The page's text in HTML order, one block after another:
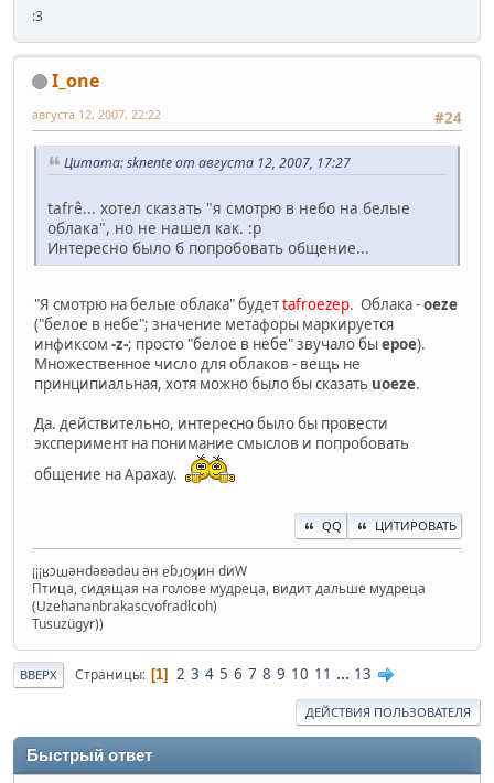
:3
I_one
#24
августа 12, 2007, 22:22
Цитата: sknente от августа 12, 2007, 17:27
tafrê... хотел сказать "я смотрю в небо на белые
облака", но не нашел как. :p
Интересно было б попробовать общение...
"Я смотрю на белые облака" будетtafroezep. Облака -oeze
("белое в небе"; значение метафоры маркируется
инфиксом -z-; просто "белое в небе" звучало быepoe).
Множественное число для облаков - вещь не
принципиальная, хотя можно было бы сказать uoeze.
Да. действительно, интересно было бы провести
эксперимент на понимание смыслов и попробовать
общение на Арахау.
QQ ЦИТИРОВАТЬ
¡¡¡ʁɔɯǝнdǝʚǝdǝu ǝн ɐɓɹoʞин dиW
Птица, сидящая на голове мудреца, видит дальше мудреца
(Uzehananbrakascvofradlcoh)
Tusuzügyr))
ВВЕРХ Страницы 1 2 3 4 5 6 7 8 9 10 11 ... 13
ДЕЙСТВИЯ ПОЛЬЗОВАТЕЛЯ
Быстрый ответ